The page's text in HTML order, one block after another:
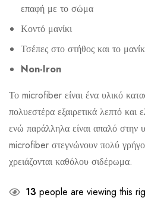
επαφή με το σώμα
Κοντό μανίκι
Τσέπες στο στήθος και το
Non-Iron
Το microfiber είναι ένα υλικό
πολυεστέρα εξαιρετικά λεπτό και
ενώ παράλληλα είναι απαλό
microfiber στεγνώνουν πολύ
χρειάζονται καθόλου σιδέρωμα.
13 people are viewing this